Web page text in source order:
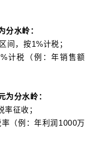
分水岭：
间，按1%计税；
计税（例：年销售额
为分水岭：
征收；
（例：年利润1000万